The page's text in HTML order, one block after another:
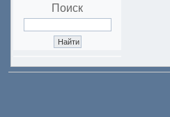
Поиск